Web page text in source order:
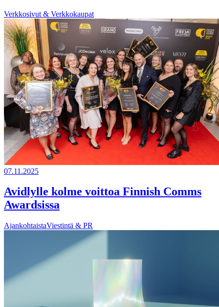
Verkkosivut & Verkkokaupat
07.11.2025
Avidlylle kolme voittoa Finnish Comms
Awardsissa
AjankohtaistaViestintä & PR